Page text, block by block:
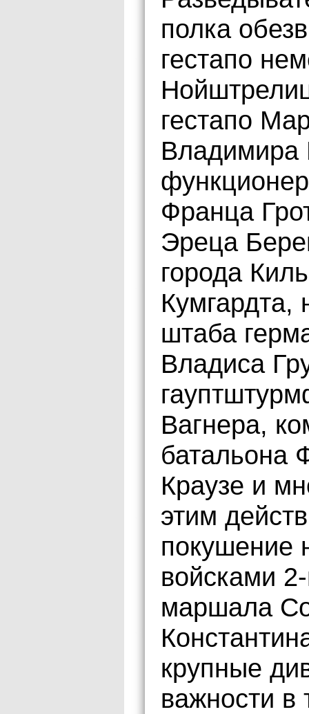
полка
гестапо
гестапо
Владимира
Франца
Эреца
города
Кумгардта,
штаба
Владиса
Вагнера,
батальона
Краузе и
этим
покушение
войсками
маршала
крупные
важности в